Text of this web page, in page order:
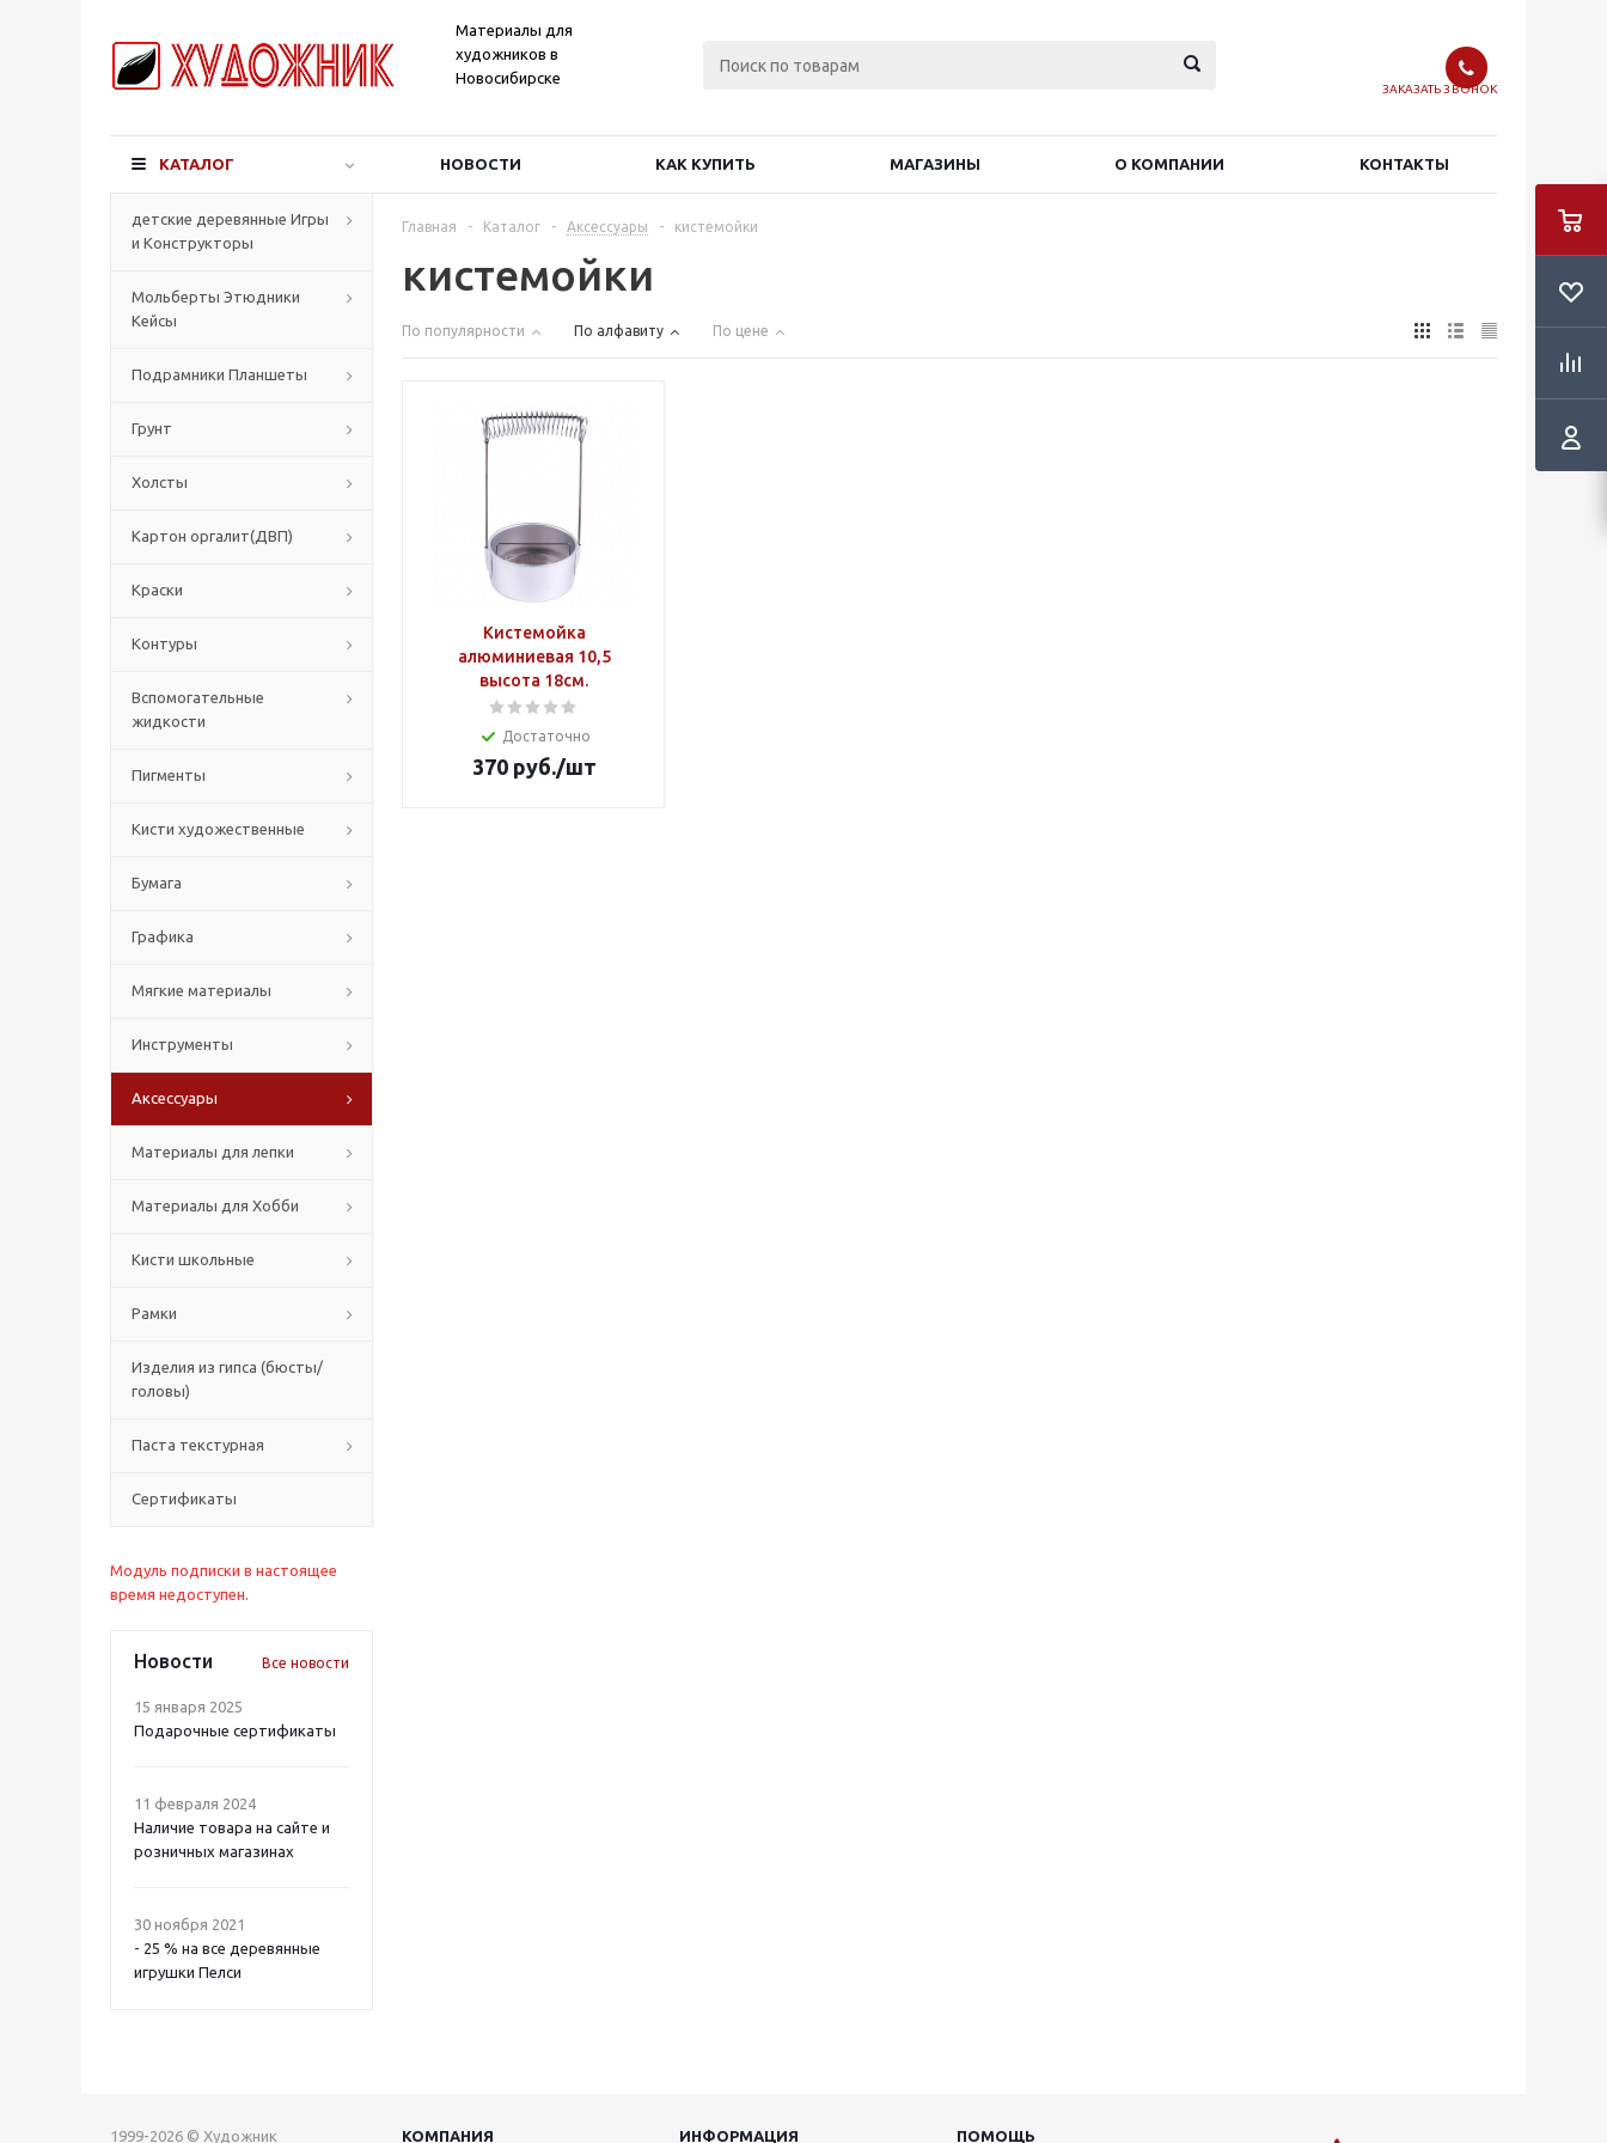
Материалы для
художников в
Новосибирске
ЗАКАЗАТЬ ЗВОНОК
КАТАЛОГ НОВОСТИ КАК КУПИТЬ МАГАЗИНЫ О КОМПАНИИ КОНТАКТЫ
детские деревянные Игры
и Конструкторы
Мольберты Этюдники
Кейсы
Подрамники Планшеты
Грунт
Холсты
Картон оргалит(ДВП)
Краски
Контуры
Вспомогательные
жидкости
Пигменты
Кисти художественные
Бумага
Графика
Мягкие материалы
Инструменты
Аксессуары
Материалы для лепки
Материалы для Хобби
Кисти школьные
Рамки
Изделия из гипса (бюсты/
головы)
Паста текстурная
Сертификаты
Модуль подписки в настоящее
время недоступен.
Новости Все новости
15 января 2025
Подарочные сертификаты
11 февраля 2024
Наличие товара на сайте и
розничных магазинах
30 ноября 2021
- 25 % на все деревянные
игрушки Пелси
Главная - Каталог - Аксессуары - кистемойки
кистемойки
По популярности По алфавиту По цене
Кистемойка
алюминиевая 10,5
высота 18см.
Достаточно
370руб./шт
1999-2026 © Художник КОМПАНИЯ ИНФОРМАЦИЯ ПОМОЩЬ